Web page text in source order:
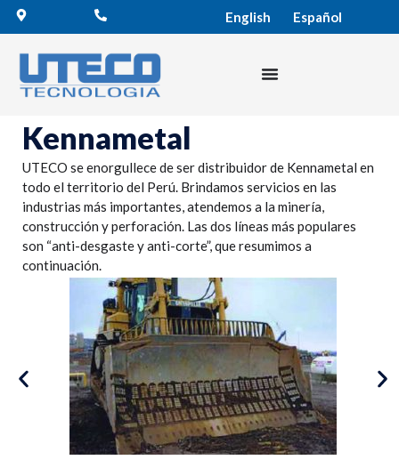
English Español
Kennametal
UTECO se enorgullece de ser distribuidor de Kennametal en
todo el territorio del Perú. Brindamos servicios en las
industrias más importantes, atendemos a la minería,
construcción y perforación. Las dos líneas más populares
son “anti-desgaste y anti-corte”, que resumimos a
continuación.